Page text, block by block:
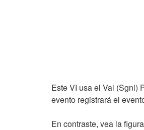
Este VI usa el Val (Sgnl)
evento registrará el
En contraste, vea la